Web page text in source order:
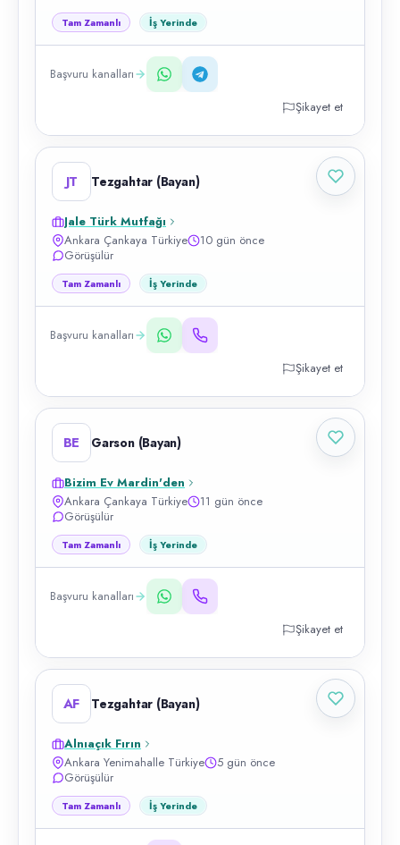
Tam Zamanlı İş Yerinde
Başvuru kanalları
Şikayet et
JT Tezgahtar (Bayan)
Jale Türk Mutfağı
Ankara Çankaya Türkiye
10 gün önce
Görüşülür
Tam Zamanlı İş Yerinde
Başvuru kanalları
Şikayet et
BE Garson (Bayan)
Bizim Ev Mardin'den
Ankara Çankaya Türkiye
11 gün önce
Görüşülür
Tam Zamanlı İş Yerinde
Başvuru kanalları
Şikayet et
AF Tezgahtar (Bayan)
Alnıaçık Fırın
Ankara Yenimahalle Türkiye
5 gün önce
Görüşülür
Tam Zamanlı İş Yerinde